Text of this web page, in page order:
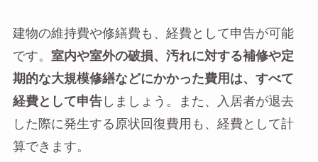
建物の維持費や修繕費も、経費として申告が可能
です。 室内や室外の破損、汚れに対する補修や定
期的な大規模修繕などにかかった費用は、すべて
経費として申告しましょう。また、入居者が退去
した際に発生する原状回復費用も、経費として計
算できます。